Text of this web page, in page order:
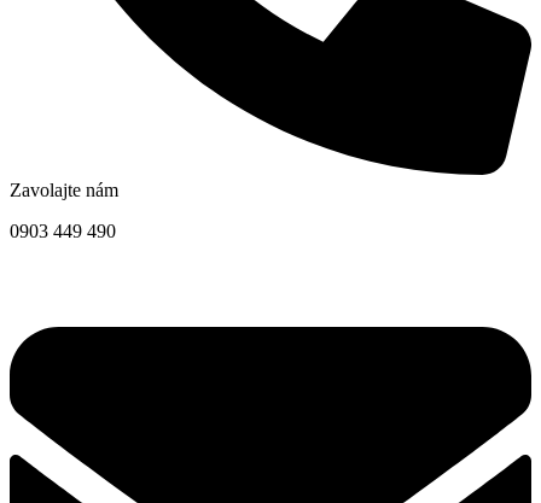
Zavolajte nám
0903 449 490